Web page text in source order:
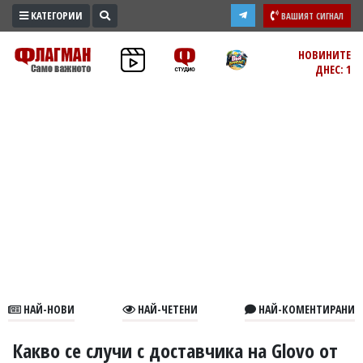
ПРОМО
ЗОНА
В
КАТЕГОРИИ ВАШИЯТ СИГНАЛ
НОВИНИТЕ
ДНЕС: 1
НАЙ-НОВИ НАЙ-ЧЕТЕНИ НАЙ-КОМЕНТИРАНИ
Какво се случи с доставчика на Glovo от